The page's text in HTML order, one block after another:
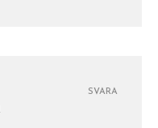
SVARA